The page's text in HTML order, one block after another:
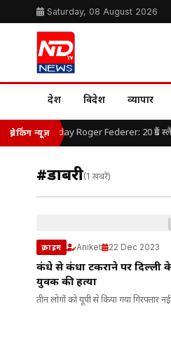
Saturday, 08 August 2026
देश विदेश व्यापार
ब्रेकिंग न्यूज़
Happy Birthday Roger Federer: 20 ग्रैंड
#डाबरी(1 खबरें)
क्राइम Aniket 22 Dec 2023
कंधे से कंधा टकराने पर दिल्ली
युवक की हत्या
तीन लोगों को यूपी से किया गया गिरफ्तार